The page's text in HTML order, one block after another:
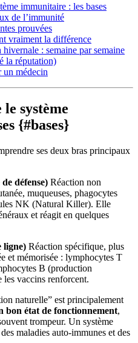
immunitaire : les bases
de l’immunité
prouvées
vraiment la différence
: semaine par semaine
la réputation)
un médecin
système
{#bases}
ses deux bras principaux
défense) Réaction non
muqueuses, phagocytes
NK (Natural Killer). Elle
et réagit en quelques
ligne) Réaction spécifique, plus
et mémorisée : lymphocytes T
B (production
les vaccins renforcent.
naturelle” est principalement
bon état de fonctionnement,
trompeur. Un système
maladies auto-immunes et des